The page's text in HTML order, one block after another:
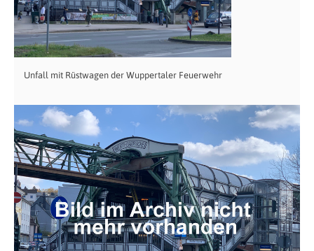
Unfall mit Rüstwagen der Wuppertaler Feuerwehr